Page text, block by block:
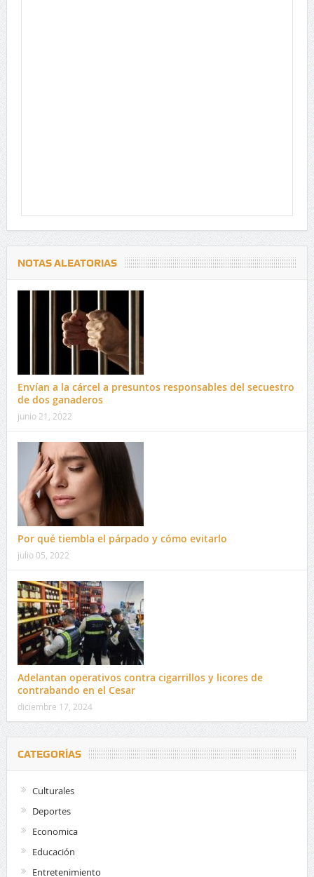
NOTAS ALEATORIAS
Envían a la cárcel a presuntos responsables del secuestro
de dos ganaderos
junio 21, 2022
Por qué tiembla el párpado y cómo evitarlo
julio 05, 2022
Adelantan operativos contra cigarrillos y licores de
contrabando en el Cesar
diciembre 17, 2024
CATEGORÍAS
Culturales
Deportes
Economica
Educación
Entretenimiento